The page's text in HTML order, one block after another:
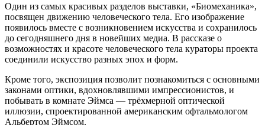
Один из самых красивых разделов выставки, «Биомеханика»,
посвящен движению человеческого тела. Его изображение
появилось вместе с возникновением искусства и сохранилось
до сегодняшнего дня в новейших медиа. В рассказе о
возможностях и красоте человеческого тела кураторы проекта
соединили искусство разных эпох и форм.
Кроме того, экспозиция позволит познакомиться с основными
законами оптики, вдохновлявшими импрессионистов, и
побывать в комнате Эймса — трёхмерной оптической
иллюзии, спроектированной американским офтальмологом
Альбертом Эймсом.